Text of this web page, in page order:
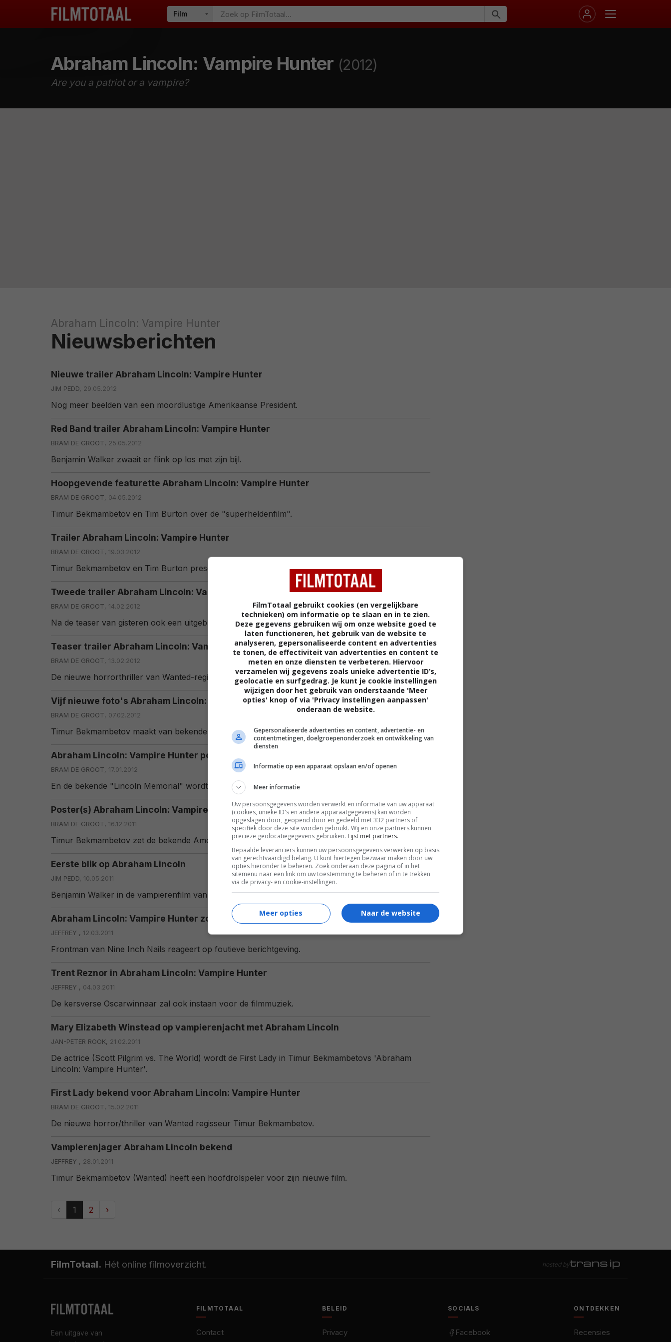
Abraham Lincoln: Vampire Hunter (2012)
Are you a patriot or a vampire?
Abraham Lincoln: Vampire Hunter
Nieuwsberichten
Nieuwe trailer Abraham Lincoln: Vampire Hunter
JIM PEDD, 29.05.2012
Nog meer beelden van een moordlustige Amerikaanse President.
Red Band trailer Abraham Lincoln: Vampire Hunter
BRAM DE GROOT, 25.05.2012
Benjamin Walker zwaait er flink op los met zijn bijl.
Hoopgevende featurette Abraham Lincoln: Vampire Hunter
BRAM DE GROOT, 04.05.2012
Timur Bekmambetov en Tim Burton over de "superheldenfilm".
Trailer Abraham Lincoln: Vampire Hunter
BRAM DE GROOT, 19.03.2012
Timur Bekmambetov en Tim Burton presenteren een vampier-jagende president.
Tweede trailer Abraham Lincoln: Vampire Hunter
BRAM DE GROOT, 14.02.2012
Na de teaser van gisteren ook een uitgebreidere versie!
Teaser trailer Abraham Lincoln: Vampire Hunter!
BRAM DE GROOT, 13.02.2012
De nieuwe horrorthriller van Wanted-regisseur Timur Bekmambetov.
Vijf nieuwe foto's Abraham Lincoln: Vampire Hunter
BRAM DE GROOT, 07.02.2012
Timur Bekmambetov maakt van bekende Amerikaanse president moordende vampierjager.
Abraham Lincoln: Vampire Hunter poster & foto's
BRAM DE GROOT, 17.01.2012
En de bekende "Lincoln Memorial" wordt weer eens misbruikt voor een film.
Poster(s) Abraham Lincoln: Vampire Hunter
BRAM DE GROOT, 16.12.2011
Timur Bekmambetov zet de bekende Amerikaanse president in een heel ander daglicht.
Eerste blik op Abraham Lincoln
JIM PEDD, 10.05.2011
Benjamin Walker in de vampierenfilm van Timur Bekmambetov.
Abraham Lincoln: Vampire Hunter zonder Trent Reznor
JEFFREY , 12.03.2011
Frontman van Nine Inch Nails reageert op foutieve berichtgeving.
Trent Reznor in Abraham Lincoln: Vampire Hunter
JEFFREY , 04.03.2011
De kersverse Oscarwinnaar zal ook instaan voor de filmmuziek.
Mary Elizabeth Winstead op vampierenjacht met Abraham Lincoln
JAN-PETER ROOK, 21.02.2011
De actrice (Scott Pilgrim vs. The World) wordt de First Lady in Timur Bekmambetovs 'Abraham
Lincoln: Vampire Hunter'.
First Lady bekend voor Abraham Lincoln: Vampire Hunter
BRAM DE GROOT, 15.02.2011
De nieuwe horror/thriller van Wanted regisseur Timur Bekmambetov.
Vampierenjager Abraham Lincoln bekend
JEFFREY , 28.01.2011
Timur Bekmambetov (Wanted) heeft een hoofdrolspeler voor zijn nieuwe film.
‹ 1 2 ›
FilmTotaal. Hét online filmoverzicht. hosted by
Een uitgave van
FILMTOTAAL
Contact
BELEID
Privacy
SOCIALS
Facebook
ONTDEKKEN
Recensies
FilmTotaal gebruikt cookies (en vergelijkbare
technieken) om informatie op te slaan en in te zien.
Deze gegevens gebruiken wij om onze website goed te
laten functioneren, het gebruik van de website te
analyseren, gepersonaliseerde content en advertenties
te tonen, de effectiviteit van advertenties en content te
meten en onze diensten te verbeteren. Hiervoor
verzamelen wij gegevens zoals unieke advertentie ID’s,
geolocatie en surfgedrag. Je kunt je cookie instellingen
wijzigen door het gebruik van onderstaande 'Meer
opties' knop of via 'Privacy instellingen aanpassen'
onderaan de website.
Gepersonaliseerde advertenties en content, advertentie- en
contentmetingen, doelgroepenonderzoek en ontwikkeling van
diensten
Informatie op een apparaat opslaan en/of openen
Meer informatie
Uw persoonsgegevens worden verwerkt en informatie van uw apparaat
(cookies, unieke ID's en andere apparaatgegevens) kan worden
opgeslagen door, geopend door en gedeeld met 332 partners of
specifiek door deze site worden gebruikt. Wij en onze partners kunnen
precieze geolocatiegegevens gebruiken. Lijst met partners.
Bepaalde leveranciers kunnen uw persoonsgegevens verwerken op basis
van gerechtvaardigd belang. U kunt hiertegen bezwaar maken door uw
opties hieronder te beheren. Zoek onderaan deze pagina of in het
sitemenu naar een link om uw toestemming te beheren of in te trekken
via de privacy- en cookie-instellingen.
Naar de website
Meer opties